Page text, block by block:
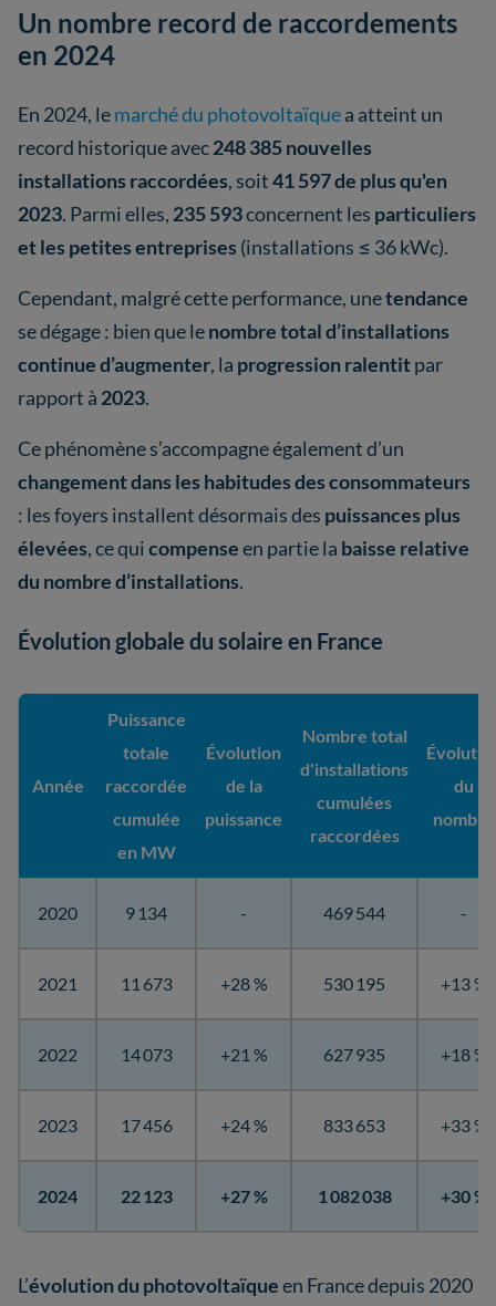
Un nombre record de raccordements
en 2024
En 2024, lemarché du photovoltaïquea atteint un
record historique avec248 385 nouvelles
installations raccordées, soit41 597 de plus qu'en
2023. Parmi elles, 235 593concernent les particuliers
et les petites entreprises (installations ≤ 36 kWc).
Cependant, malgré cette performance, unetendance
se dégage : bien que lenombre total d’installations
continue d’augmenter, la progression ralentitpar
rapport à 2023.
Ce phénomène s’accompagne également d’un
changement dans les habitudes des consommateurs
: les foyers installent désormais des puissances plus
élevées, ce quicompenseen partie la baisse relative
du nombre d’installations.
Évolution globale du solaire en France
Année
Puissance
totale
raccordée
cumulée
en MW
Évolution
de la
puissance
Nombre total
d'installations
cumulées
raccordées
du
nombre
2020 9 134 - 469 544 -
2021 11 673 +28 % 530 195 +13 %
2022 14 073 +21 % 627 935 +18 %
2023 17 456 +24 % 833 653 +33 %
2024 22 123 +27 % 1 082 038 +30 %
L’évolution du photovoltaïqueen France depuis 2020